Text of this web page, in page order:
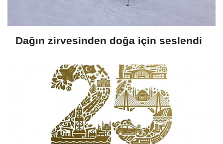
Dağın zirvesinden doğa için seslendi